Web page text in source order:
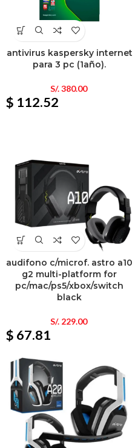
antivirus kaspersky internet
para 3 pc (1año).
S/.380.00
$ 112.52
audifono c/microf. astro a10
g2 multi-platform for
pc/mac/ps5/xbox/switch
black
S/.229.00
$ 67.81